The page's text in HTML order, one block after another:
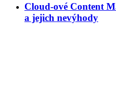
Cloud-ové Content
a jejich nevýhody